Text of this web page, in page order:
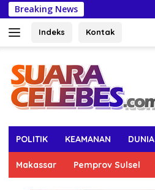
Breaking News
Indeks Kontak
POLITIK KEAMANAN DUNIA
Makassar Pemprov Sulsel